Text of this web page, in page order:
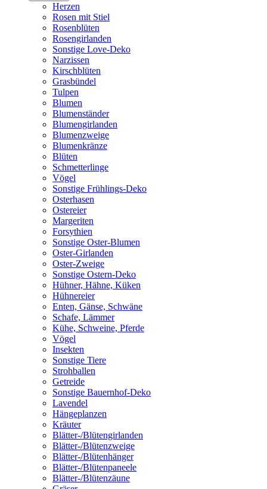
Herzen
Rosen mit Stiel
Rosenblüten
Rosengirlanden
Sonstige Love-Deko
Narzissen
Kirschblüten
Grasbündel
Tulpen
Blumen
Blumenständer
Blumengirlanden
Blumenzweige
Blumenkränze
Blüten
Schmetterlinge
Vögel
Sonstige Frühlings-Deko
Osterhasen
Ostereier
Margeriten
Forsythien
Sonstige Oster-Blumen
Oster-Girlanden
Oster-Zweige
Sonstige Ostern-Deko
Hühner, Hähne, Küken
Hühnereier
Enten, Gänse, Schwäne
Schafe, Lämmer
Kühe, Schweine, Pferde
Vögel
Insekten
Sonstige Tiere
Strohballen
Getreide
Sonstige Bauernhof-Deko
Lavendel
Hängeplanzen
Kräuter
Blätter-/Blütengirlanden
Blätter-/Blütenzweige
Blätter-/Blütenhänger
Blätter-/Blütenpaneele
Blätter-/Blütenzäune